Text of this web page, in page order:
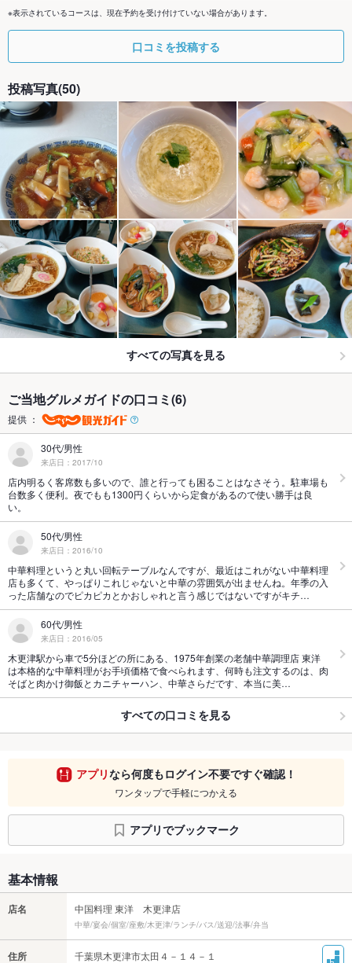
※表示されているコースは、現在予約を受け付けていない場合があります。
口コミを投稿する
投稿写真(50)
すべての写真を見る
ご当地グルメガイドの口コミ(6)
提供 ：
30代/男性
来店日：2017/10
店内明るく客席数も多いので、誰と行っても困ることはなさそう。駐車場も
台数多く便利。夜でもも1300円くらいから定食があるので使い勝手は良
い。
50代/男性
来店日：2016/10
中華料理というと丸い回転テーブルなんですが、最近はこれがない中華料理
店も多くて、やっぱりこれじゃないと中華の雰囲気が出ませんね。年季の入
った店舗なのでピカピカとかおしゃれと言う感じではないですがキチ…
60代/男性
来店日：2016/05
木更津駅から車で5分ほどの所にある、1975年創業の老舗中華調理店 東洋
は本格的な中華料理がお手頃価格で食べられます、何時も注文するのは、肉
そばと肉かけ御飯とカニチャーハン、中華さらだです、本当に美…
すべての口コミを見る
アプリなら何度もログイン不要ですぐ確認！
ワンタップで手軽につかえる
アプリでブックマーク
基本情報
店名 中国料理 東洋 木更津店
中華/宴会/個室/座敷/木更津/ランチ/バス/送迎/法事/弁当
住所 千葉県木更津市太田４－１４－１